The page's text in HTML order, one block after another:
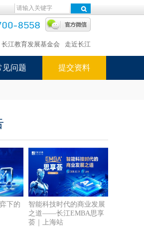
长江教育发展基金会 走近长江
见问题 提交资料
下的
智能科技时代的商业发展
之道——长江EMBA思享
荟｜上海站